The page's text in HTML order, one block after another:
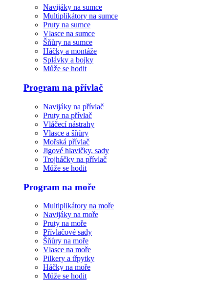
Navijáky na sumce
Multiplikátory na sumce
Pruty na sumce
Vlasce na sumce
Šňůry na sumce
Háčky a montáže
Splávky a bojky
Může se hodit
Program na přívlač
Navijáky na přívlač
Pruty na přívlač
Vláčecí nástrahy
Vlasce a šňůry
Mořská přívlač
Jigové hlavičky, sady
Trojháčky na přívlač
Může se hodit
Program na moře
Multiplikátory na moře
Navijáky na moře
Pruty na moře
Přívlačové sady
Šňůry na moře
Vlasce na moře
Pilkery a třpytky
Háčky na moře
Může se hodit